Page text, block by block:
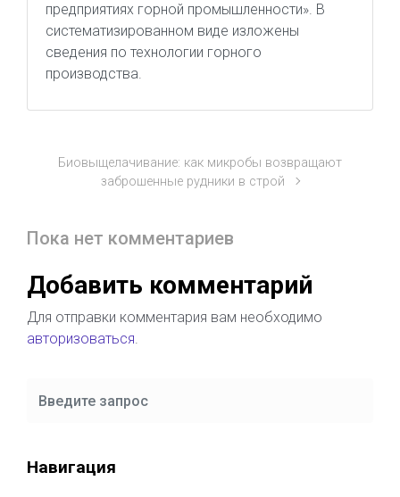
предприятиях горной промышленности». В
систематизированном виде изложены
сведения по технологии горного
производства.
Биовыщелачивание: как микробы возвращают
заброшенные рудники в строй
Пока нет комментариев
Добавить комментарий
Для отправки комментария вам необходимо
авторизоваться.
Навигация